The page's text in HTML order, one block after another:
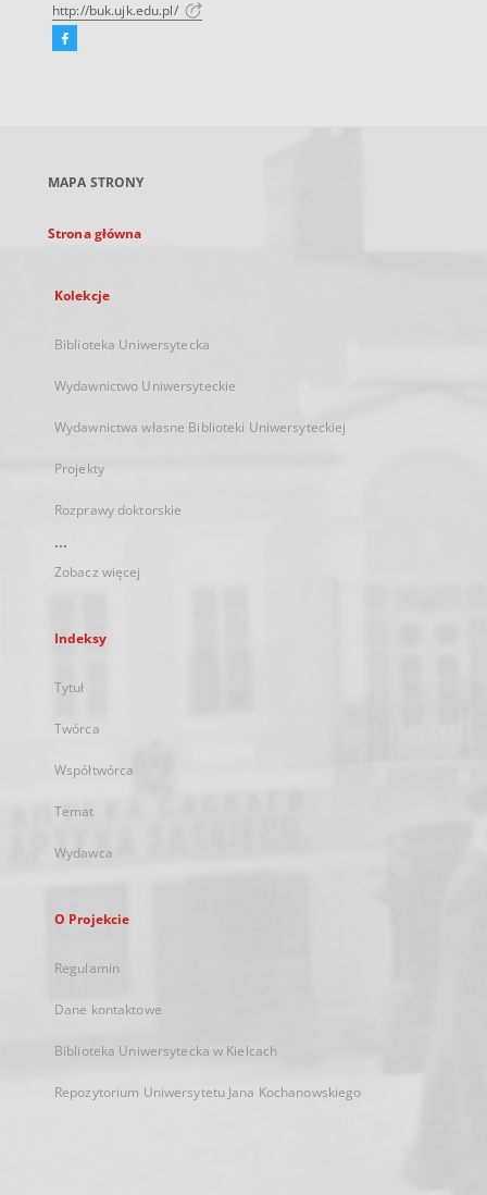
http://buk.ujk.edu.pl/
Facebook
karcie
MAPA STRONY
Strona główna
Kolekcje
Biblioteka Uniwersytecka
Wydawnictwo Uniwersyteckie
Wydawnictwa własne Biblioteki Uniwersyteckiej
Projekty
Rozprawy doktorskie
...
Zobacz więcej
Indeksy
Tytuł
Twórca
Współtwórca
Temat
Wydawca
O Projekcie
Regulamin
Dane kontaktowe
Biblioteka Uniwersytecka w Kielcach
Repozytorium Uniwersytetu Jana Kochanowskiego